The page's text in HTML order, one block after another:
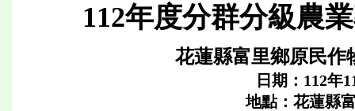
112年度分群分級農
花蓮縣富里鄉原民作
日期：112年
地點：花蓮縣